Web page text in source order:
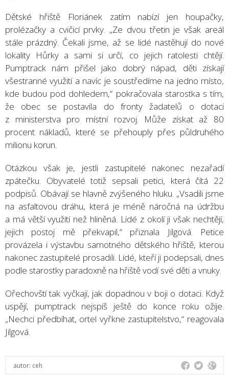
Dětské hřiště Floriánek zatím nabízí jen houpačky,
prolézačky a cvičicí prvky. „Ze dvou třetin je však areál
stále prázdný. Čekali jsme, až se lidé nastěhují do nové
lokality Hůrky a sami si určí, co jejich ratolesti chtějí.
Pumptrack nám přišel jako dobrý nápad, děti získají
všestranné využití a navíc je soustředíme na jedno místo,
kde budou pod dohledem,“ pokračovala starostka s tím,
že obec se postavila do fronty žadatelů o dotaci
z ministerstva pro místní rozvoj. Může získat až 80
procent nákladů, které se přehouply přes půldruhého
milionu korun.
Otázkou však je, jestli zastupitelé nakonec nezařadí
zpátečku. Obyvatelé totiž sepsali petici, která čítá 22
podpisů. Obávají se hlavně zvýšeného hluku. „Vsadili jsme
na asfaltovou dráhu, která je méně náročná na údržbu
a má větší využití než hliněná. Lidé z okolí ji však nechtějí,
jejich postoj mě překvapil,“ přiznala Jilgová. Petice
provázela i výstavbu samotného dětského hřiště, kterou
nakonec zastupitelé prosadili. Lidé, kteří ji podepsali, dnes
podle starostky paradoxně na hřiště vodí své děti a vnuky.
Ořechovští tak vyčkají, jak dopadnou v boji o dotaci. Když
uspějí, pumptrack nejspíš ještě do konce roku ožije.
„Nechci předbíhat, ortel vyřkne zastupitelstvo,“ reagovala
Jilgová.
autor: ceh